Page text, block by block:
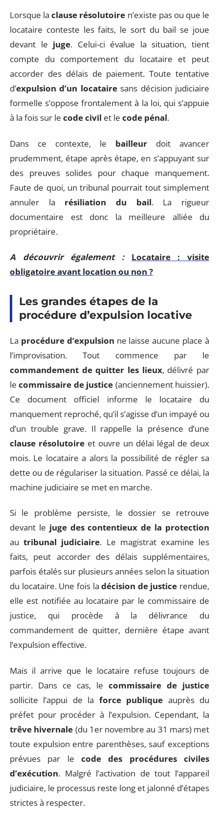
Lorsque laclause résolutoire n’existe pas ou que le
locataire conteste les faits, le sort du bail se joue
devant le juge. Celui-ci évalue la situation, tient
compte du comportement du locataire et peut
accorder des délais de paiement. Toute tentative
d’expulsion d’un locatairesans décision judiciaire
formelle s’oppose frontalement à la loi, qui s’appuie
à la fois sur le code civil et le code pénal.
Dans ce contexte, le bailleur doit avancer
prudemment, étape après étape, en s’appuyant sur
des preuves solides pour chaque manquement.
Faute de quoi, un tribunal pourrait tout simplement
annuler la résiliation du bail. La rigueur
documentaire est donc la meilleure alliée du
propriétaire.
A découvrir également :
Locataire : visite
obligatoire avant location ou non ?
Les grandes étapes de la
procédure d’expulsion locative
La procédure d’expulsion ne laisse aucune place à
l’improvisation. Tout commence par le
commandement de quitter les lieux, délivré par
lecommissaire de justice (anciennement huissier).
Ce document officiel informe le locataire du
manquement reproché, qu’il s’agisse d’un impayé ou
d’un trouble grave. Il rappelle la présence d’une
clause résolutoire et ouvre un délai légal de deux
mois. Le locataire a alors la possibilité de régler sa
dette ou de régulariser la situation. Passé ce délai, la
machine judiciaire se met en marche.
Si le problème persiste, le dossier se retrouve
devant le juge des contentieux de la protection
autribunal judiciaire. Le magistrat examine les
faits, peut accorder des délais supplémentaires,
parfois étalés sur plusieurs années selon la situation
du locataire. Une fois ladécision de justice rendue,
elle est notifiée au locataire par le commissaire de
justice, qui procède à la délivrance du
commandement de quitter, dernière étape avant
l’expulsion effective.
Mais il arrive que le locataire refuse toujours de
partir. Dans ce cas, le commissaire de justice
sollicite l’appui de la force publique auprès du
préfet pour procéder à l’expulsion. Cependant, la
trêve hivernale (du 1er novembre au 31 mars) met
toute expulsion entre parenthèses, sauf exceptions
prévues par le code des procédures civiles
d’exécution. Malgré l’activation de tout l’appareil
judiciaire, le processus reste long et jalonné d’étapes
strictes à respecter.